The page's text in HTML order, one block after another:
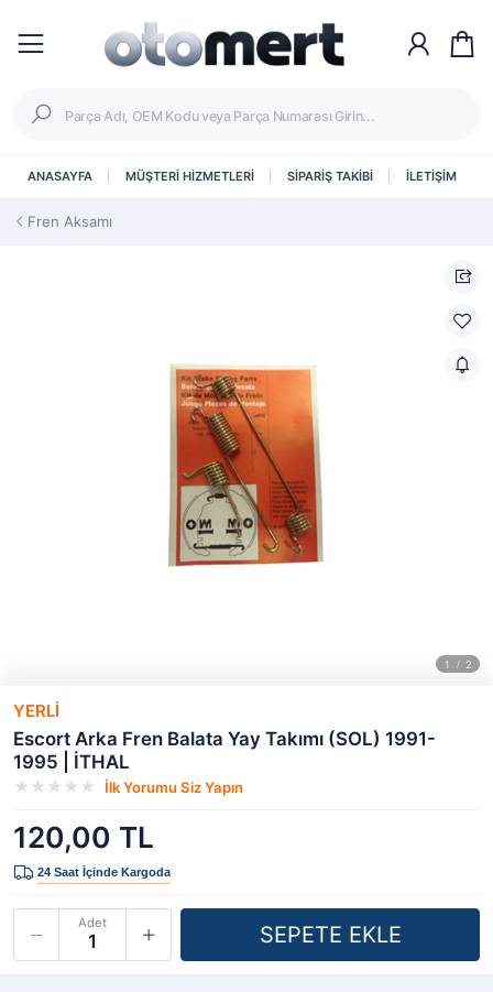
ANASAYFA MÜŞTERİ HİZMETLERİ SİPARİŞ TAKİBİ İLETİŞİM
Fren Aksamı
YERLİ
Escort Arka Fren Balata Yay Takımı (SOL) 1991-
1995 | İTHAL
İlk Yorumu Siz Yapın
120,00 TL
Adet